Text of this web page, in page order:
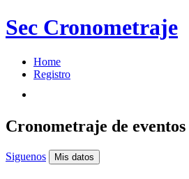
Sec Cronometraje
Home
Registro
Cronometraje de
Siguenos Mis datos